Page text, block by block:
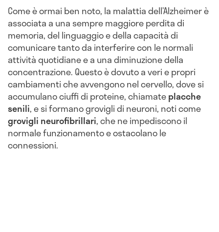
Come è ormai ben noto, la malattia dell’Alzheimer è
associata a una sempre maggiore perdita di
memoria, del linguaggio e della capacità di
comunicare tanto da interferire con le normali
attività quotidiane e a una diminuzione della
concentrazione. Questo è dovuto a veri e propri
cambiamenti che avvengono nel cervello, dove si
accumulano ciuffi di proteine, chiamateplacche
senili, e si formano grovigli di neuroni, noti come
grovigli neurofibrillari, che ne impediscono il
normale funzionamento e ostacolano le
connessioni.